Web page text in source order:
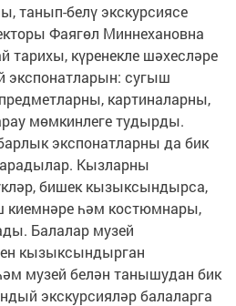
танып-белү экскурсиясе
Фаягөл Миннехановна
тарихы, күренекле шәхесләре
экспонатларын: сугыш
картиналарны,
мөмкинлеге тудырды.
экспонатларны да бик
Кызларны
бишек кызыксындырса,
киемнәре һәм костюмнары,
Балалар музей
кызыксындырган
музей белән танышудан бик
экскурсияләр балаларга